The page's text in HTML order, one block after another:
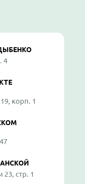
4
корп. 1
стр. 1